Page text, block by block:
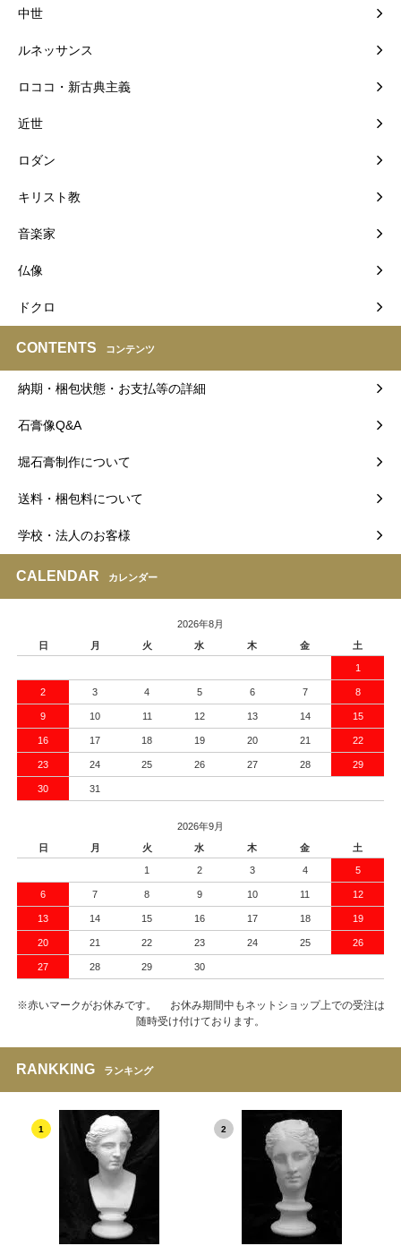
中世
ルネッサンス
ロココ・新古典主義
近世
ロダン
キリスト教
音楽家
仏像
ドクロ
CONTENTS コンテンツ
納期・梱包状態・お支払等の詳細
石膏像Q&A
堀石膏制作について
送料・梱包料について
学校・法人のお客様
CALENDAR カレンダー
2026年8月
日
月 火 水 木 金 土
1
2 3 4 5 6 7 8
9 10 11 12 13 14 15
16 17 18 19 20 21 22
23 24 25 26 27 28 29
30 31
2026年9月
日
月 火 水 木 金 土
1 2 3 4 5
6 7 8 9 10 11 12
13 14 15 16 17 18 19
20 21 22 23 24 25 26
27 28 29 30
※赤いマークがお休みです。 お休み期間中もネットショップ上での受注は
随時受け付けております。
RANKKING ランキング
1 2